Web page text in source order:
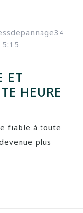
ET
HEURE
fiable à toute
plus